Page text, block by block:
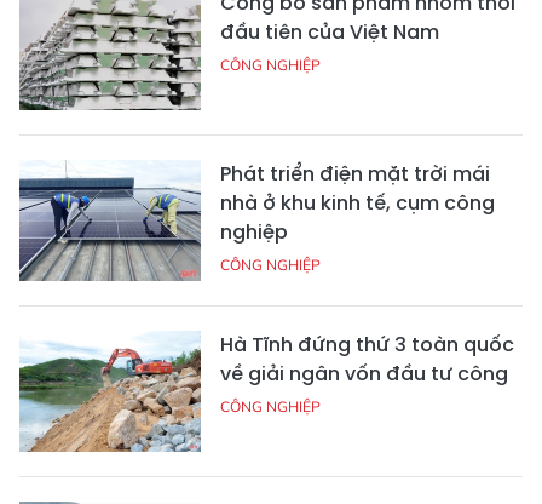
đầu tiên của Việt Nam
CÔNG NGHIỆP
Phát triển điện mặt trời mái
nhà ở khu kinh tế, cụm công
nghiệp
CÔNG NGHIỆP
Hà Tĩnh đứng thứ 3 toàn quốc
về giải ngân vốn đầu tư công
CÔNG NGHIỆP